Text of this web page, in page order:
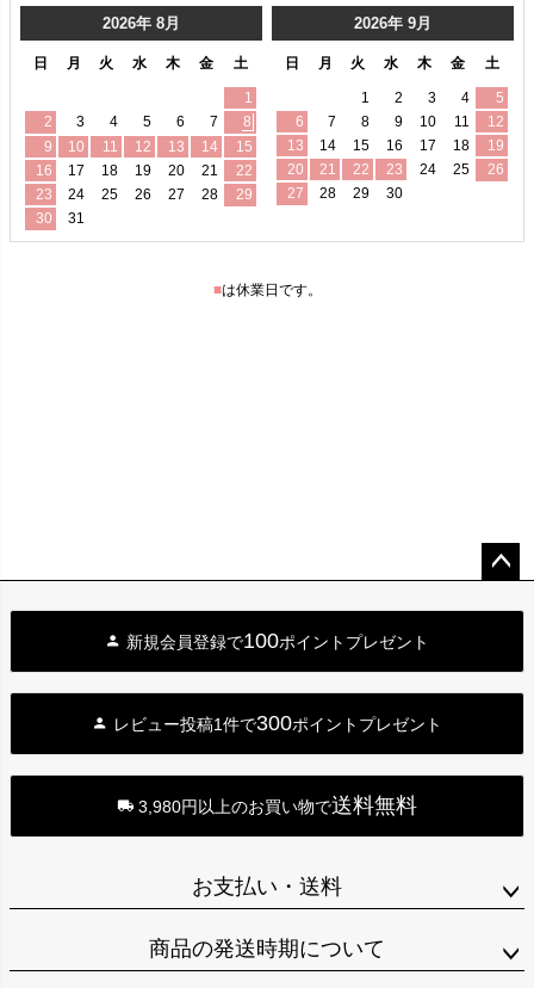
へ
新規会員登録で100ポイントプレゼント
レビュー投稿1件で300ポイントプレゼント
3,980円以上のお買い物で送料無料
お支払い・送料
商品の発送時期について